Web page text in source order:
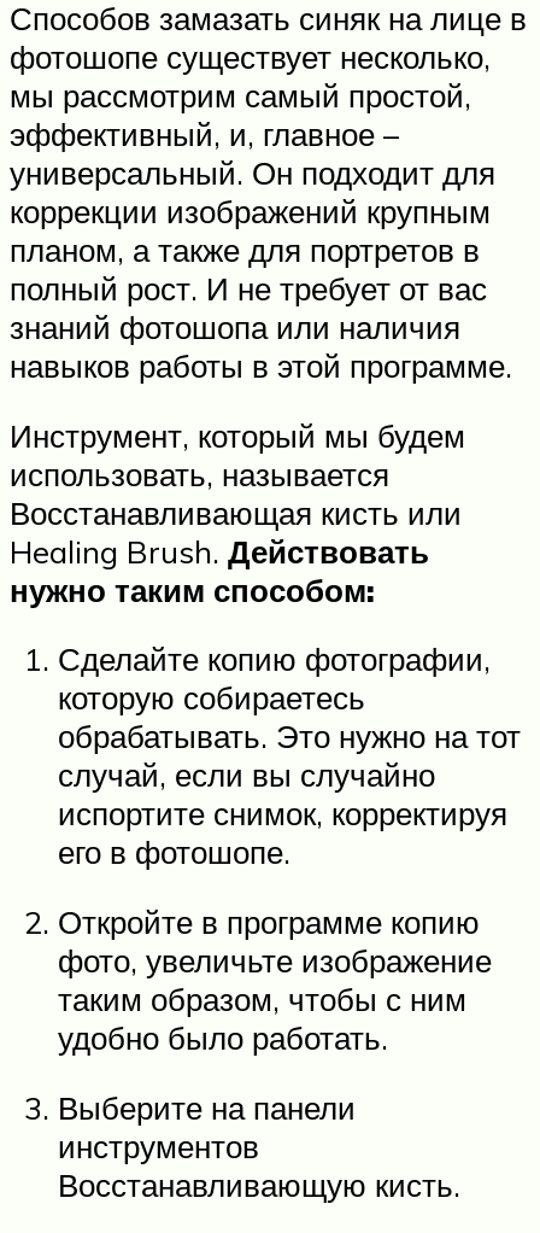
Способов замазать синяк на лице в
фотошопе существует несколько,
мы рассмотрим самый простой,
эффективный, и, главное –
универсальный. Он подходит для
коррекции изображений крупным
планом, а также для портретов в
полный рост. И не требует от вас
знаний фотошопа или наличия
навыков работы в этой программе.
Инструмент, который мы будем
использовать, называется
Восстанавливающая кисть или
Healing Brush. Действовать
нужно таким способом:
Сделайте копию фотографии,
которую собираетесь
обрабатывать. Это нужно на тот
случай, если вы случайно
испортите снимок, корректируя
его в фотошопе.
Откройте в программе копию
фото, увеличьте изображение
таким образом, чтобы с ним
удобно было работать.
Выберите на панели
инструментов
Восстанавливающую кисть.